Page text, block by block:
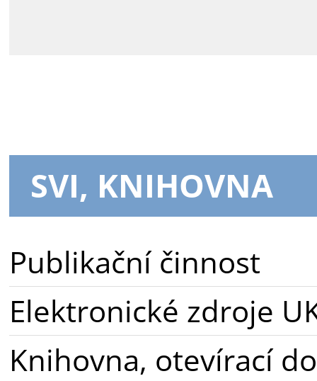
SVI, KNIHOVNA
Publikační činnost
Elektronické zdroje
Knihovna, otevírací